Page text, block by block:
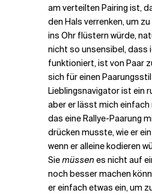
am verteilten Pairing ist,
den Hals verrenken, um
ins Ohr flüstern würde,
nicht so unsensibel, dass
funktioniert, ist von Paar
sich für einen
Lieblingsnavigator ist ein
aber er lässt mich einfach
das eine Rallye-Paarung
drücken musste, wie er
wenn er alleine kodieren
Siemüssen es nicht auf
noch besser machen
er einfach etwas ein, um